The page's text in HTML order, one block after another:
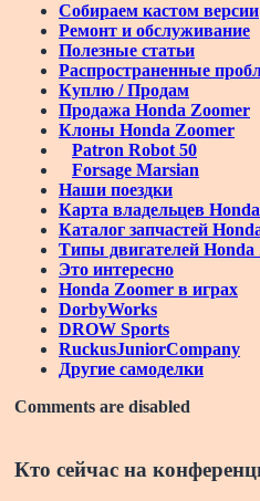
Собираем кастом версии
Ремонт и обслуживание
Полезные статьи
Распространенные
Куплю / Продам
Продажа Honda Zoomer
Клоны Honda Zoomer
Patron Robot 50
Forsage Marsian
Наши поездки
Карта владельцев
Каталог запчастей
Типы двигателей Honda
Это интересно
Honda Zoomer в играх
DorbyWorks
DROW Sports
RuckusJuniorCompany
Другие самоделки
Comments are disabled
Кто сейчас на